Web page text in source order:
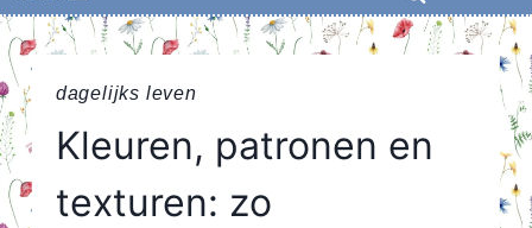
dagelijks leven
Kleuren, patronen en
texturen: zo